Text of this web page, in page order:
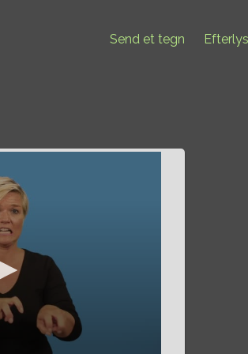
Send et tegn